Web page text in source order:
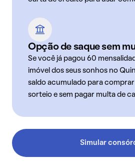
Opção de saque sem
Se você já pagou 60
imóvel dos seus sonhos no
saldo acumulado para comprar
sorteio e sem pagar multa de
Simular